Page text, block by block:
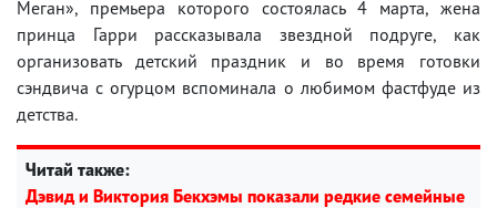
Меган», премьера которого состоялась 4 марта, жена
принца Гарри рассказывала звездной подруге, как
организовать детский праздник и во время готовки
сэндвича с огурцом вспоминала о любимом фастфуде из
детства.
Читай также:
Дэвид и Виктория Бекхэмы показали редкие семейные